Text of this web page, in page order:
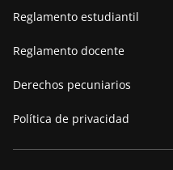
Reglamento estudiantil
Reglamento docente
Derechos pecuniarios
Política de privacidad